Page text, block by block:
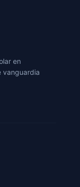
en
vanguardia